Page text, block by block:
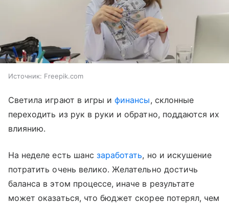
Источник: Freepik.com
Светила играют в игры ифинансы, склонные
переходить из рук в руки и обратно, поддаются их
влиянию.
На неделе есть шанс заработать, но и искушение
потратить очень велико. Желательно достичь
баланса в этом процессе, иначе в результате
может оказаться, что бюджет скорее потерял, чем